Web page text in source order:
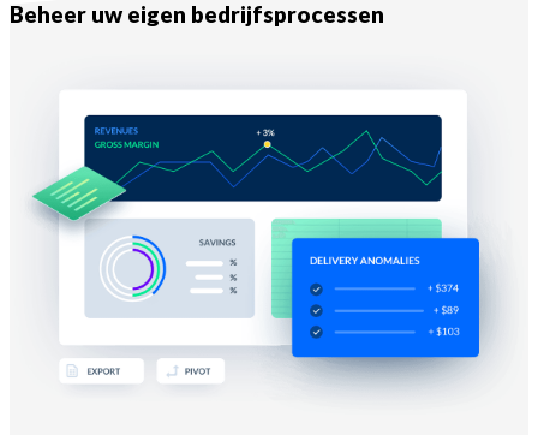
Beheer uw eigen bedrijfsprocessen